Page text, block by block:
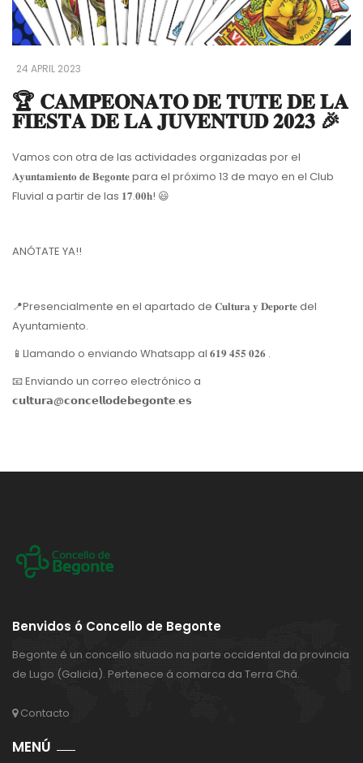
24 APRIL 2023
🏆 𝐂𝐀𝐌𝐏𝐄𝐎𝐍𝐀𝐓𝐎 𝐃𝐄 𝐓𝐔𝐓𝐄 𝐃𝐄 𝐋𝐀
𝐅𝐈𝐄𝐒𝐓𝐀 𝐃𝐄 𝐋𝐀 𝐉𝐔𝐕𝐄𝐍𝐓𝐔𝐃 𝟐𝟎𝟐𝟑 🎉
Vamos con otra de las actividades organizadas por el
𝐀𝐲𝐮𝐧𝐭𝐚𝐦𝐢𝐞𝐧𝐭𝐨 𝐝𝐞 𝐁𝐞𝐠𝐨𝐧𝐭𝐞 para el próximo 13 de mayo en el Club
Fluvial a partir de las 𝟏𝟕.𝟎𝟎𝐡! 😃
ANÓTATE YA!!
📍Presencialmente en el apartado de 𝐂𝐮𝐥𝐭𝐮𝐫𝐚 𝐲 𝐃𝐞𝐩𝐨𝐫𝐭𝐞 del
Ayuntamiento.
📱Llamando o enviando Whatsapp al 𝟔𝟏𝟗 𝟒𝟓𝟓 𝟎𝟐𝟔 .
📧 Enviando un correo electrónico a
𝗰𝘂𝗹𝘁𝘂𝗿𝗮@𝗰𝗼𝗻𝗰𝗲𝗹𝗹𝗼𝗱𝗲𝗯𝗲𝗴𝗼𝗻𝘁𝗲.𝗲𝘀
Benvidos ó Concello de Begonte
Begonte é un concello situado na parte occidental da provincia
de Lugo (Galicia). Pertenece á comarca da Terra Chá.
Contacto
MENÚ